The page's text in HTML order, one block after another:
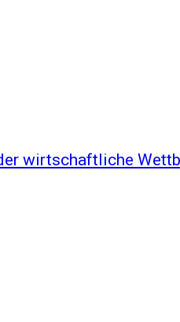
wirtschaftliche